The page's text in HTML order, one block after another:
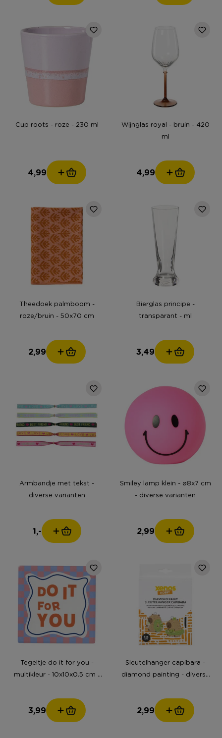
Cup roots - roze - 230 ml
4,99
Wijnglas royal - bruin - 420
ml
4,99
Theedoek palmboom -
roze/bruin - 50x70 cm
2,99
Bierglas principe -
transparant - ml
3,49
Armbandje met tekst -
diverse varianten
1,-
Smiley lamp klein - ø8x7 cm
- diverse varianten
2,99
Tegeltje do it for you -
multikleur - 10x10x0.5 cm -
3,99
Sleutelhanger capibara -
diamond painting - diverse
2,99